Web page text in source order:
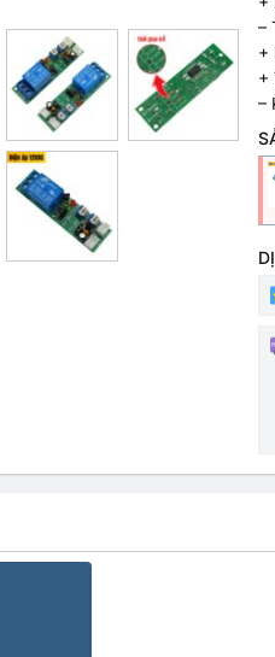
–
+
+
–